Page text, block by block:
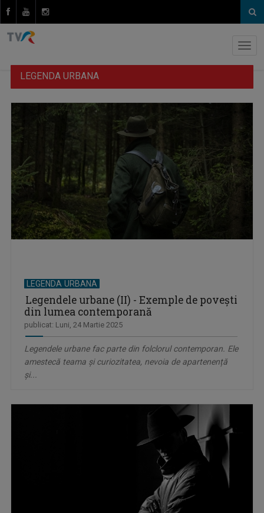
LEGENDA URBANA
LEGENDA URBANA
Legendele urbane (II) - Exemple de povești
din lumea contemporană
publicat: Luni, 24 Martie 2025
Legendele urbane fac parte din folclorul contemporan. Ele
amestecă teama și curiozitatea, nevoia de apartenență
și...